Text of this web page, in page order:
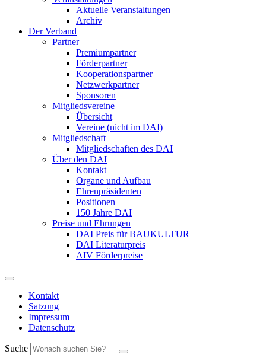
Aktuelle Veranstaltungen
Archiv
Der Verband
Partner
Premiumpartner
Förderpartner
Kooperationspartner
Netzwerkpartner
Sponsoren
Mitgliedsvereine
Übersicht
Vereine (nicht im DAI)
Mitgliedschaft
Mitgliedschaften des DAI
Über den DAI
Kontakt
Organe und Aufbau
Ehrenpräsidenten
Positionen
150 Jahre DAI
Preise und Ehrungen
DAI Preis für BAUKULTUR
DAI Literaturpreis
AIV Förderpreise
Kontakt
Satzung
Impressum
Datenschutz
Suche